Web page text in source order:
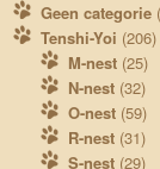
Geen categorie
Tenshi-Yoi (206)
M-nest(25)
N-nest(32)
O-nest(59)
R-nest(31)
S-nest(29)